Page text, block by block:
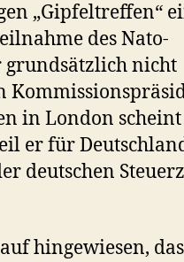
„Gipfeltreffen“
des Nato-
grundsätzlich nicht
in London
er für
deutschen
hingewiesen,